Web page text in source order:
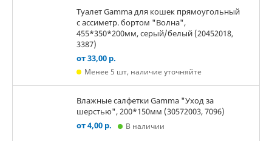
Туалет Gamma для кошек прямоугольный
с ассиметр. бортом "Волна",
455*350*200мм, серый/белый (20452018,
3387)
от 33,00 р.
Менее 5 шт, наличие уточняйте
Влажные салфетки Gamma "Уход за
шерстью", 200*150мм (30572003, 7096)
от 4,00 р.
В наличии